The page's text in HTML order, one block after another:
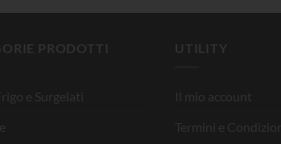
PRODOTTI
e Surgelati
UTILITY
Il mio account
Termini e Condizioni